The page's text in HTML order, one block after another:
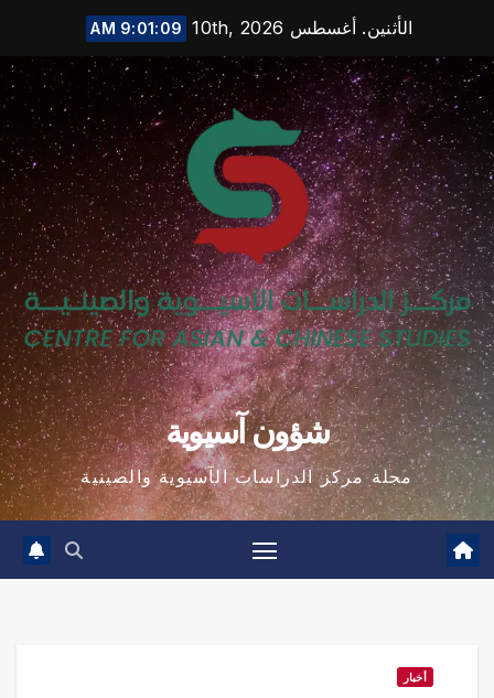
content
الأثنين. أغسطس 10th, 2026 9:01:10 AM
شؤون آسيوية
مجلة مركز الدراسات الآسيوية والصينية
أخبار